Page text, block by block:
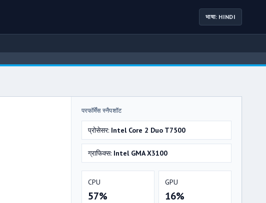
भाषा: HINDI
परफॉर्मेंस स्नैपशॉट
प्रोसेसर: Intel Core 2 Duo T7500
ग्राफिक्स: Intel GMA X3100
CPU
57%
GPU
16%